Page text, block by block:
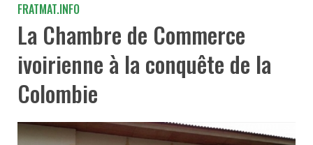
FRATMAT.INFO
La Chambre de Commerce
ivoirienne à la conquête de la
Colombie